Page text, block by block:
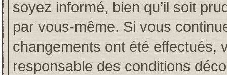
soyez informé, bien qu’il soit
par vous-même. Si vous
changements ont été effectués,
responsable des conditions